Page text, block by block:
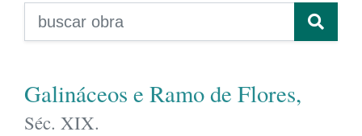
Galináceos e Ramo de Flores,
Séc. XIX.